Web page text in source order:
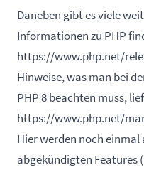
Daneben gibt es viele
Informationen zu PHP
https://www.php.net/
Hinweise, was man bei
PHP 8 beachten muss,
https://www.php.net/
Hier werden noch einmal
abgekündigten Features (